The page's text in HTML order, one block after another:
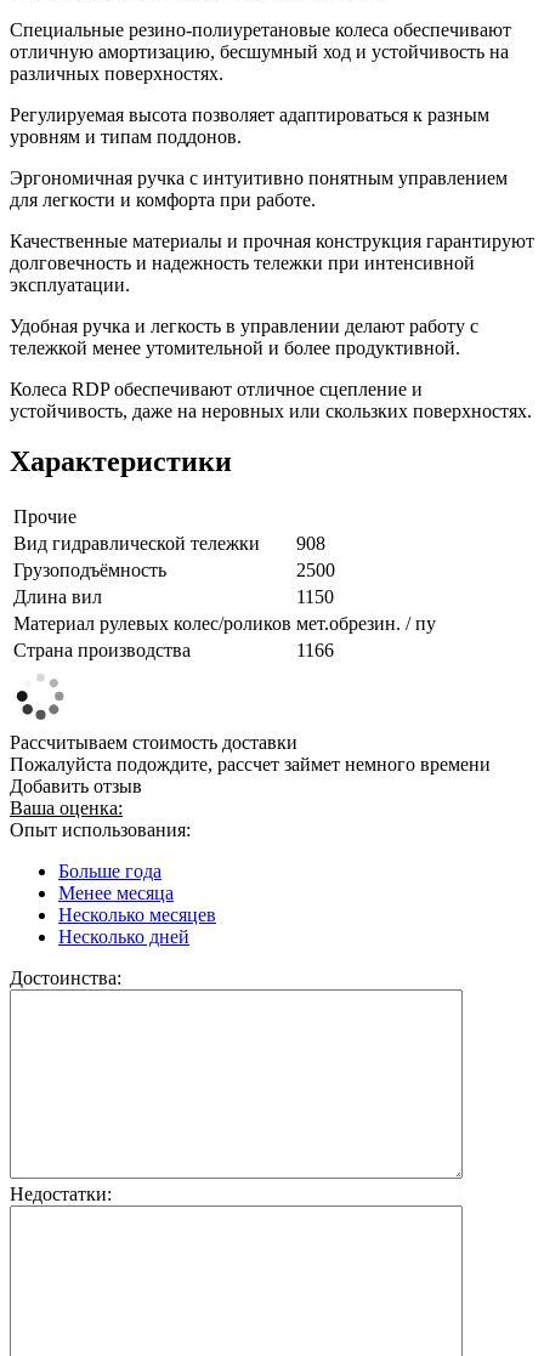
Специальные резино-полиуретановые колеса обеспечивают
отличную амортизацию, бесшумный ход и устойчивость на
различных поверхностях.
Регулируемая высота позволяет адаптироваться к разным
уровням и типам поддонов.
Эргономичная ручка с интуитивно понятным управлением
для легкости и комфорта при работе.
Качественные материалы и прочная конструкция гарантируют
долговечность и надежность тележки при интенсивной
эксплуатации.
Удобная ручка и легкость в управлении делают работу с
тележкой менее утомительной и более продуктивной.
Колеса RDP обеспечивают отличное сцепление и
устойчивость, даже на неровных или скользких поверхностях.
Характеристики
Прочие
Вид гидравлической тележки
908
Грузоподъёмность
2500
Длина вил
1150
Материал рулевых колес/роликов мет.обрезин. / пу
Страна производства
1166
Рассчитываем стоимость доставки
Пожалуйста подождите, рассчет займет немного времени
Добавить отзыв
Ваша оценка:
Опыт использования:
Больше года
Менее месяца
Несколько месяцев
Несколько дней
Достоинства:
Недостатки: